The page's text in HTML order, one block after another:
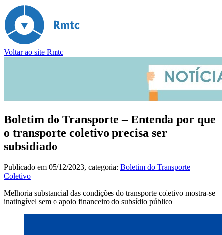
Voltar ao site Rmtc
Boletim do Transporte – Entenda por que
o transporte coletivo precisa ser
subsidiado
Publicado em 05/12/2023, categoria: Boletim do Transporte
Coletivo
Melhoria substancial das condições do transporte coletivo mostra-se
inatingível sem o apoio financeiro do subsídio público